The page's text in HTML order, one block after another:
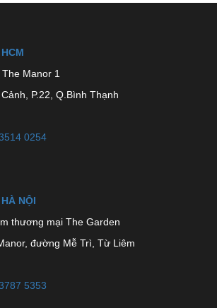
Manor 1
P.22, Q.Bình Thạnh
0254
NỘI
thương mại The Garden
đường Mễ Trì, Từ Liêm
5353